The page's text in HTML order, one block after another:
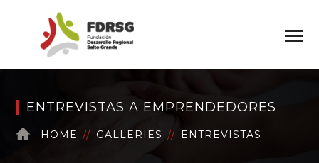
ENTREVISTAS A EMPRENDEDORES
HOME GALLERIES ENTREVISTAS